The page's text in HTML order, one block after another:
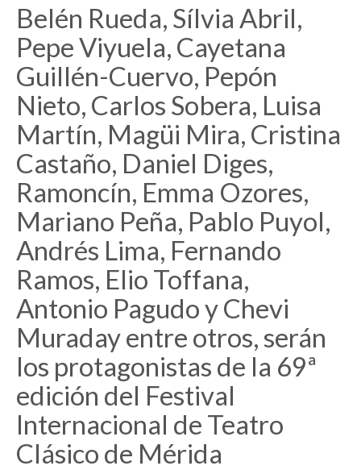
Belén Rueda, Sílvia Abril,
Pepe Viyuela, Cayetana
Guillén-Cuervo, Pepón
Nieto, Carlos Sobera, Luisa
Martín, Magüi Mira, Cristina
Castaño, Daniel Diges,
Ramoncín, Emma Ozores,
Mariano Peña, Pablo Puyol,
Andrés Lima, Fernando
Ramos, Elio Toffana,
Antonio Pagudo y Chevi
Muraday entre otros, serán
los protagonistas de la 69ª
edición del Festival
Internacional de Teatro
Clásico de Mérida